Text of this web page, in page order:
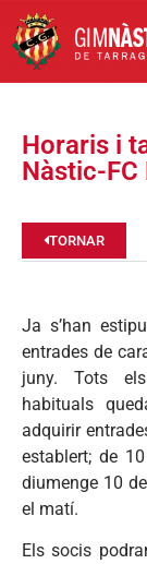
Horaris i
Nàstic-FC
TORNAR
Ja s’han
entrades de
juny. Tots els
habituals
adquirir
establert; de
diumenge 10
el matí.
Els socis